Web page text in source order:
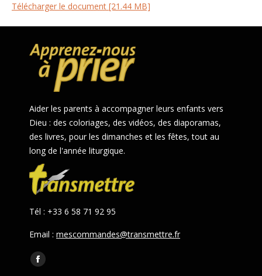
Télécharger le document [21.44 MB]
Aider les parents à accompagner leurs enfants vers
Dieu : des coloriages, des vidéos, des diaporamas,
des livres, pour les dimanches et les fêtes, tout au
long de l'année liturgique.
Tél : +33 6 58 71 92 95
Email : mescommandes@transmettre.fr
Trouvez nous sur :
Facebook